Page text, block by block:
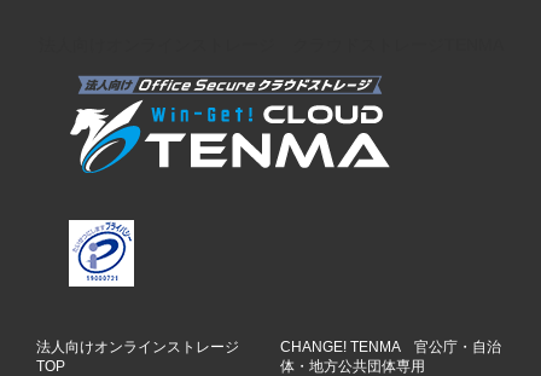
法人向けオンラインストレージ
TOP
CHANGE! TENMA 官公庁・自治
体・地方公共団体専用